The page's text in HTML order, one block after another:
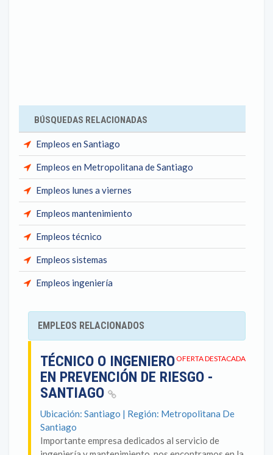
BÚSQUEDAS RELACIONADAS
Empleos en Santiago
Empleos en Metropolitana de Santiago
Empleos lunes a viernes
Empleos mantenimiento
Empleos técnico
Empleos sistemas
Empleos ingeniería
EMPLEOS RELACIONADOS
OFERTA DESTACADA
TÉCNICO O INGENIERO
EN PREVENCIÓN DE RIESGO -
SANTIAGO
Ubicación: Santiago | Región: Metropolitana De
Santiago
Importante empresa dedicados al servicio de